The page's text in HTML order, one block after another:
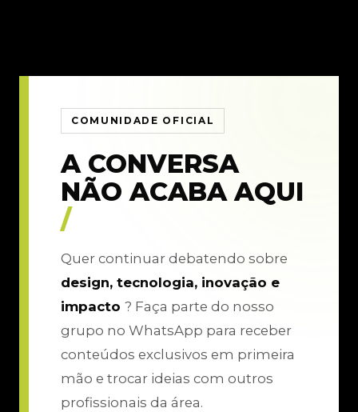
COMUNIDADE OFICIAL
A CONVERSA
NÃO ACABA AQUI
/
Quer continuar debatendo sobre
design, tecnologia, inovação e
impacto ? Faça parte do nosso
grupo no WhatsApp para receber
conteúdos exclusivos em primeira
mão e trocar ideias com outros
profissionais da área.